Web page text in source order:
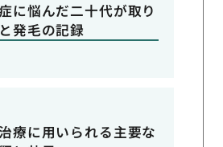
に悩んだ二十代が取り
発毛の記録
療に用いられる主要な